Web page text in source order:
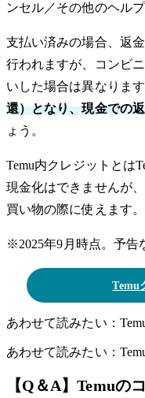
ンセル／その他のヘル
支払い済みの場合、返
行われますが、コンビ
いした場合は異なります
還）となり、現金での
ょう。
Temu内クレジットとは
現金化はできませんが
買い物の際に使えます。
※2025年9月時点。予告
Temu
あわせて読みたい：
あわせて読みたい：
【Q＆A】Temuの